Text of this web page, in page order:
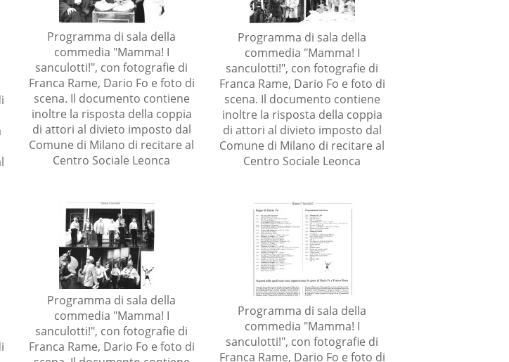
Programma di sala della
commedia "Mamma! I
sanculotti!", con fotografie di
Franca Rame, Dario Fo e foto di
scena. Il documento contiene
inoltre la risposta della coppia
di attori al divieto imposto dal
Comune di Milano di recitare al
Centro Sociale Leonca
Programma di sala della
commedia "Mamma! I
sanculotti!", con fotografie di
Franca Rame, Dario Fo e foto di
scena. Il documento contiene
inoltre la risposta della coppia
di attori al divieto imposto dal
Comune di Milano di recitare al
Centro Sociale Leonca
Programma di sala della
commedia "Mamma! I
sanculotti!", con fotografie di
Franca Rame, Dario Fo e foto di
Programma di sala della
commedia "Mamma! I
sanculotti!", con fotografie di
Franca Rame, Dario Fo e foto di